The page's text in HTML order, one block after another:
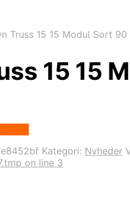
Truss 15 15 Modul Sort 90
15 15
Kategori: Nyheder
on line 3